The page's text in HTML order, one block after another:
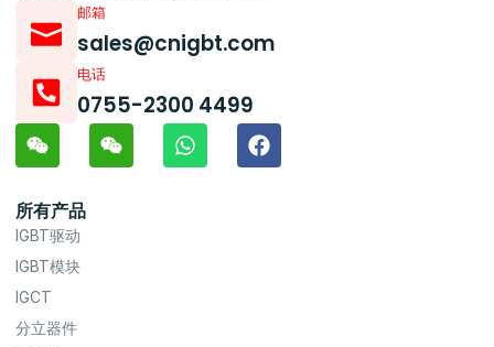
邮箱
sales@cnigbt.com
电话
0755-2300 4499
所有产品
IGBT驱动
IGBT模块
IGCT
分立器件